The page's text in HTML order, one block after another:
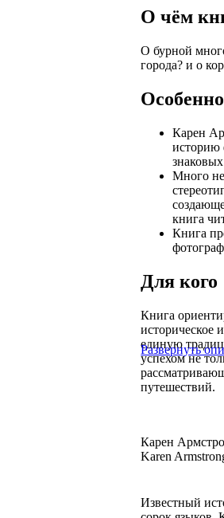
О чём
О бурной
города? и о
Карен
историю
Много
книга
Книга
Для кого
Книга
историческое
единую
успехом не
путешествий.
Развернуть
Карен
Karen
Известный